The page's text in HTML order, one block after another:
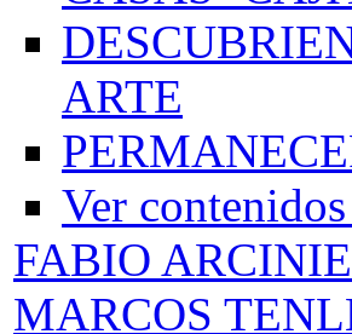
ARTE
Ver
FABIO
MARCOS